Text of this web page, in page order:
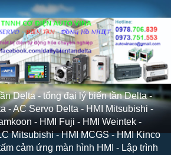
Delta - tổng đại lý biến tần Delta -
- AC Servo Delta - HMI Mitsubishi -
- HMI Fuji - HMI Weintek -
Mitsubishi - HMI MCGS - HMI Kinco
cảm ứng màn hình HMI - Lập trình